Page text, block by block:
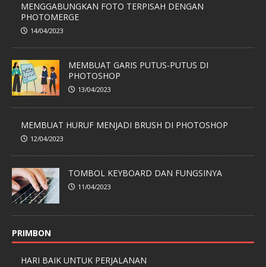
MENGGABUNGKAN FOTO TERPISAH DENGAN
PHOTOMERGE
14/04/2023
MEMBUAT GARIS PUTUS-PUTUS DI
PHOTOSHOP
13/04/2023
MEMBUAT HURUF MENJADI BRUSH DI PHOTOSHOP
12/04/2023
TOMBOL KEYBOARD DAN FUNGSINYA
11/04/2023
PRIMBON
HARI BAIK UNTUK PERJALANAN